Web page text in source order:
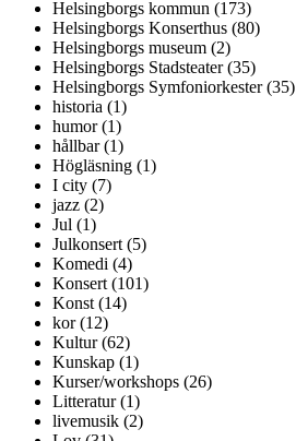
Helsingborgs kommun (173)
Helsingborgs Konserthus (80)
Helsingborgs museum (2)
Helsingborgs Stadsteater (35)
Helsingborgs Symfoniorkester (35)
historia (1)
humor (1)
hållbar (1)
Högläsning (1)
I city (7)
jazz (2)
Jul (1)
Julkonsert (5)
Komedi (4)
Konsert (101)
Konst (14)
kor (12)
Kultur (62)
Kunskap (1)
Kurser/workshops (26)
Litteratur (1)
livemusik (2)